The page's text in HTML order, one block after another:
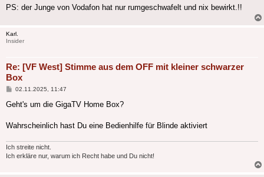
PS: der Junge von Vodafon hat nur rumgeschwafelt und nix bewirkt.!!
Karl.
Insider
Re: [VF West] Stimme aus dem OFF mit kleiner schwarzer
Box
Beitrag
02.11.2025, 11:47
Geht's um die GigaTV Home Box?
Wahrscheinlich hast Du eine Bedienhilfe für Blinde aktiviert
Ich streite nicht.
Ich erkläre nur, warum ich Recht habe und Du nicht!